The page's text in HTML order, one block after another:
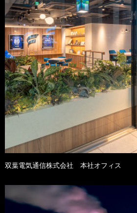
双葉電気通信株式会社 本社オフィス